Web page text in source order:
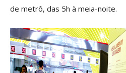
de metrô, das 5h à meia-noite.